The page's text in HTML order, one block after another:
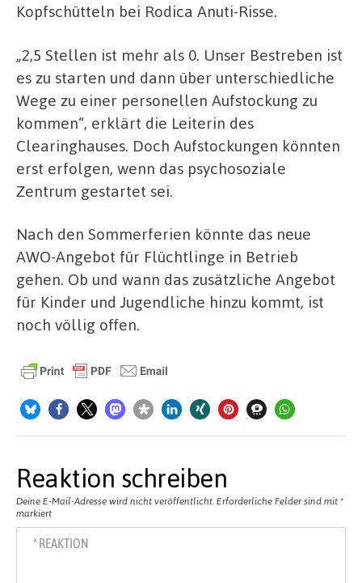
Kopfschütteln bei Rodica Anuti-Risse.
„2,5 Stellen ist mehr als 0. Unser Bestreben ist
es zu starten und dann über unterschiedliche
Wege zu einer personellen Aufstockung zu
kommen“, erklärt die Leiterin des
Clearinghauses. Doch Aufstockungen könnten
erst erfolgen, wenn das psychosoziale
Zentrum gestartet sei.
Nach den Sommerferien könnte das neue
AWO-Angebot für Flüchtlinge in Betrieb
gehen. Ob und wann das zusätzliche Angebot
für Kinder und Jugendliche hinzu kommt, ist
noch völlig offen.
Reaktion schreiben
Deine E-Mail-Adresse wird nicht veröffentlicht. Erforderliche Felder sind mit *
markiert